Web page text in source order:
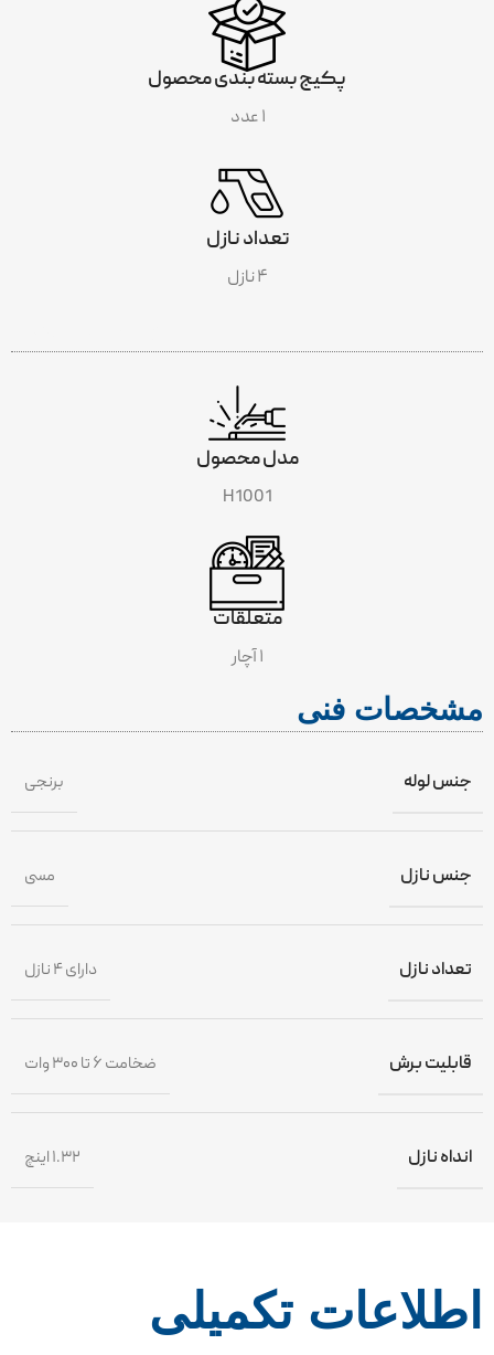
پکیج بسته بندی محصول
۱ عدد
تعداد نازل
۴ نازل
مدل محصول
H1001
متعلقات
۱ آچار
مشخصات فنی
جنس لوله برنجی
جنس نازل مسی
تعداد نازل دارای ۴ نازل
قابلیت برش ضخامت ۶ تا ۳۰۰ وات
انداه نازل ۱.۳۲ اینچ
اطلاعات تکمیلی